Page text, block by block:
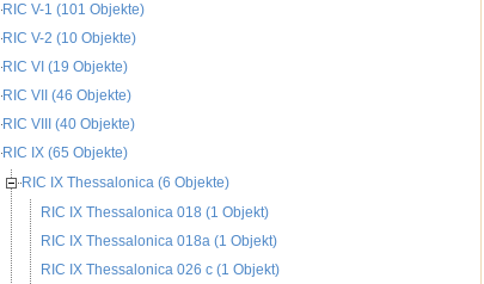
RIC V-1 (101 Objekte)
RIC V-2 (10 Objekte)
RIC VI (19 Objekte)
RIC VII (46 Objekte)
RIC VIII (40 Objekte)
RIC IX (65 Objekte)
RIC IX Thessalonica (6 Objekte)
RIC IX Thessalonica 018 (1 Objekt)
RIC IX Thessalonica 018a (1 Objekt)
RIC IX Thessalonica 026 c (1 Objekt)